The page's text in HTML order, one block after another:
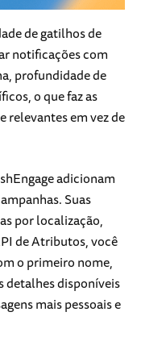
de gatilhos de
notificações com
profundidade de
o que faz as
relevantes em vez de
adicionam
Suas
por localização,
de Atributos, você
o primeiro nome,
detalhes disponíveis
mais pessoais e